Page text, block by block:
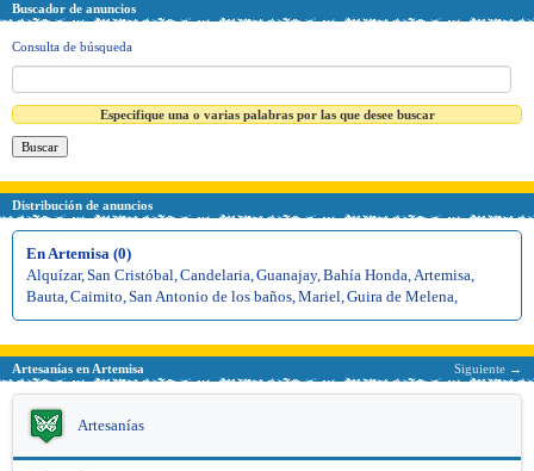
Buscador de anuncios
Consulta de búsqueda
Especifique una o varias palabras por las que desee buscar
Distribución de anuncios
En Artemisa (0)
Alquízar, San Cristóbal Candelaria Guanajay, Bahía Honda Artemisa
Bauta Caimito San Antonio de los baños Mariel Guira de Melena
Artesanías en Artemisa Siguiente →
Artesanías